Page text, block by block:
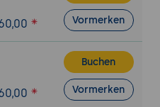
und -management
und
(SIEM): Überblick
Vormerken
Buchen
Vormerken